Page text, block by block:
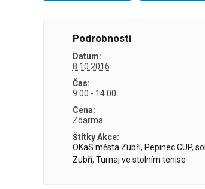
Podrobnosti
Datum:
8.10.2016
Čas:
9.00 - 14.00
Cena:
Zdarma
Štítky Akce:
OKaS města Zubří, Pepinec CUP,
Zubří, Turnaj ve stolním tenise